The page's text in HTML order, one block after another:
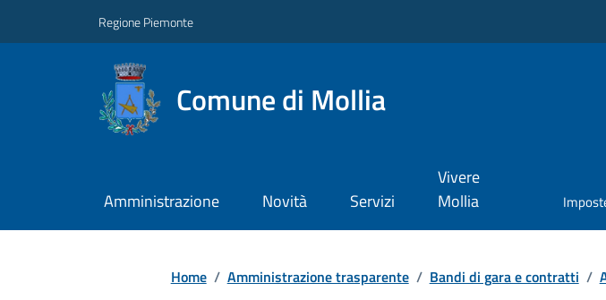
Regione Piemonte
Comune di Mollia
Amministrazione Novità Servizi
Vivere
Mollia
Home / Amministrazione trasparente / Bandi di gara e contratti /